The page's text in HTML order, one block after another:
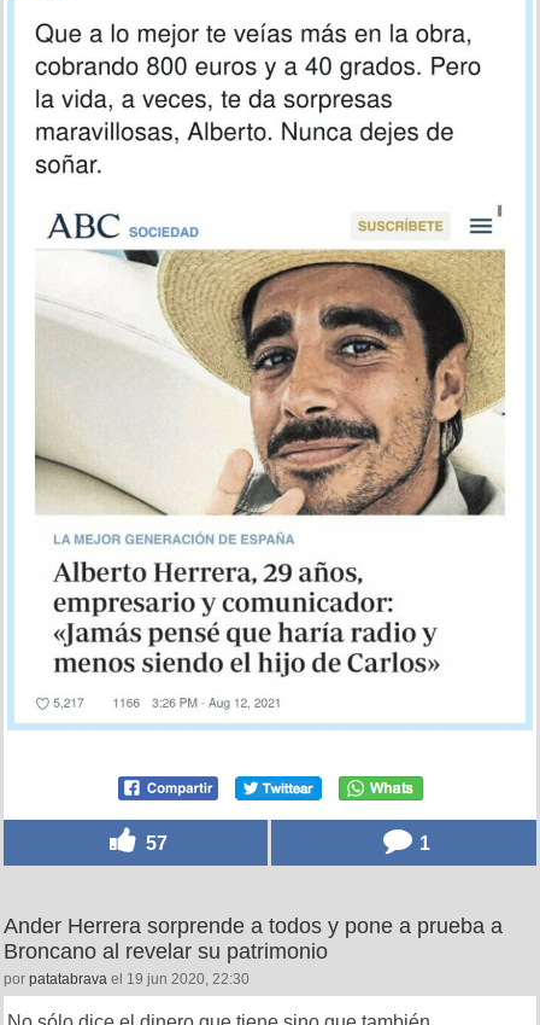
57 1
Ander Herrera sorprende a todos y pone a prueba a
Broncano al revelar su patrimonio
por patatabrava el 19 jun 2020, 22:30